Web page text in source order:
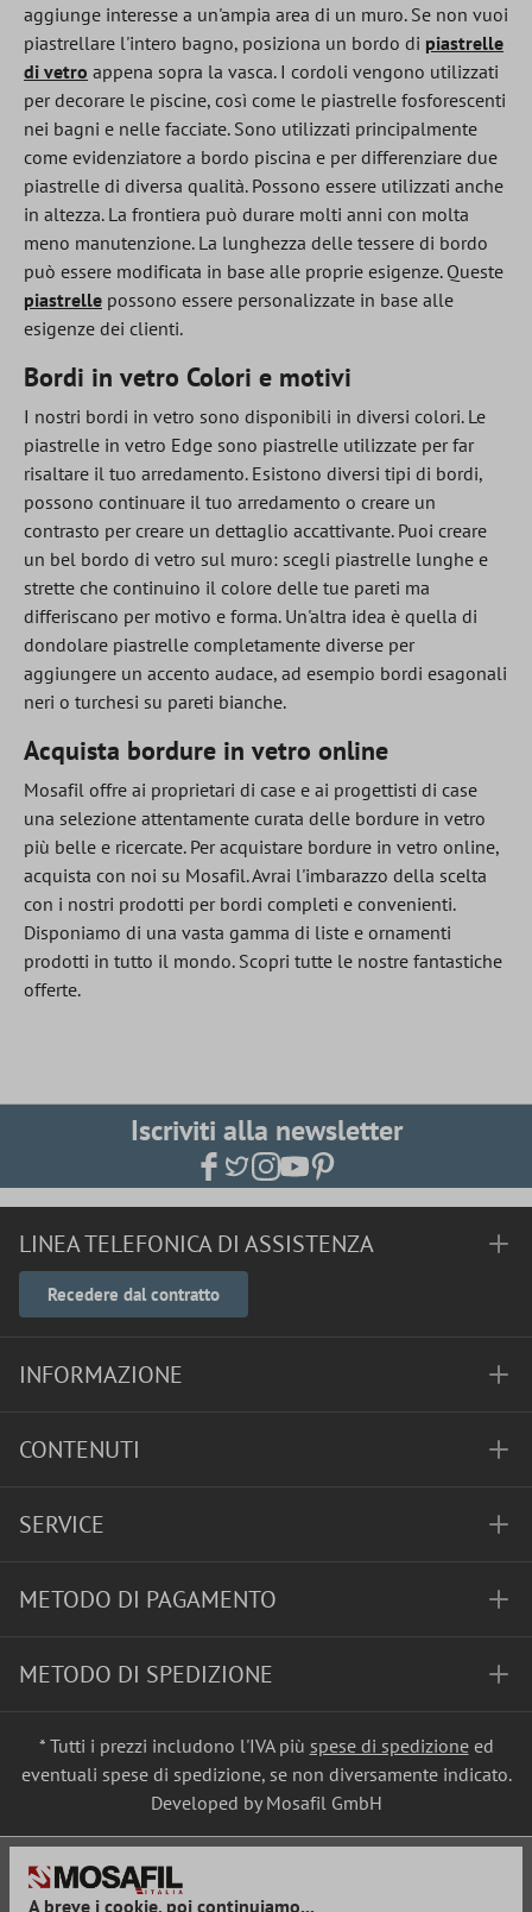
aggiunge interesse a un'ampia area di un muro. Se non vuoi
piastrellare l'intero bagno, posiziona un bordo di piastrelle
di vetro appena sopra la vasca. I cordoli vengono utilizzati
per decorare le piscine, così come le piastrelle fosforescenti
nei bagni e nelle facciate. Sono utilizzati principalmente
come evidenziatore a bordo piscina e per differenziare due
piastrelle di diversa qualità. Possono essere utilizzati anche
in altezza. La frontiera può durare molti anni con molta
meno manutenzione. La lunghezza delle tessere di bordo
può essere modificata in base alle proprie esigenze. Queste
piastrelle possono essere personalizzate in base alle
esigenze dei clienti.
Bordi in vetro Colori e motivi
I nostri bordi in vetro sono disponibili in diversi colori. Le
piastrelle in vetro Edge sono piastrelle utilizzate per far
risaltare il tuo arredamento. Esistono diversi tipi di bordi,
possono continuare il tuo arredamento o creare un
contrasto per creare un dettaglio accattivante. Puoi creare
un bel bordo di vetro sul muro: scegli piastrelle lunghe e
strette che continuino il colore delle tue pareti ma
differiscano per motivo e forma. Un'altra idea è quella di
dondolare piastrelle completamente diverse per
aggiungere un accento audace, ad esempio bordi esagonali
neri o turchesi su pareti bianche.
Acquista bordure in vetro online
Mosafil offre ai proprietari di case e ai progettisti di case
una selezione attentamente curata delle bordure in vetro
più belle e ricercate. Per acquistare bordure in vetro online,
acquista con noi su Mosafil. Avrai l'imbarazzo della scelta
con i nostri prodotti per bordi completi e convenienti.
Disponiamo di una vasta gamma di liste e ornamenti
prodotti in tutto il mondo. Scopri tutte le nostre fantastiche
offerte.
Iscriviti alla newsletter
LINEA TELEFONICA DI ASSISTENZA
Recedere dal contratto
INFORMAZIONE
CONTENUTI
SERVICE
METODO DI PAGAMENTO
METODO DI SPEDIZIONE
* Tutti i prezzi includono l'IVA più spese di spedizioneed
eventuali spese di spedizione, se non diversamente indicato.
Developed by Mosafil GmbH
A breve i cookie, poi continuiamo...